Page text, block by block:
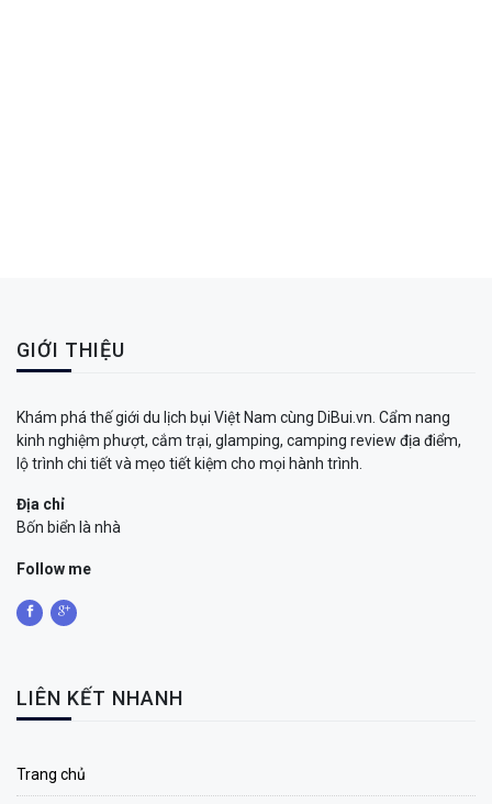
GIỚI THIỆU
Khám phá thế giới du lịch bụi Việt Nam cùng DiBui.vn. Cẩm nang
kinh nghiệm phượt, cắm trại, glamping, camping review địa điểm,
lộ trình chi tiết và mẹo tiết kiệm cho mọi hành trình.
Địa chỉ
Bốn biển là nhà
Follow me
LIÊN KẾT NHANH
Trang chủ